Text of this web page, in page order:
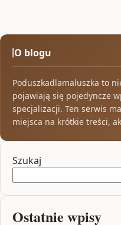
O blogu
Poduszkadlamaluszka to
pojawiają się pojedyncze
specjalizacji. Ten serwis
miejsca na krótkie treści,
Szukaj
Ostatnie wpisy